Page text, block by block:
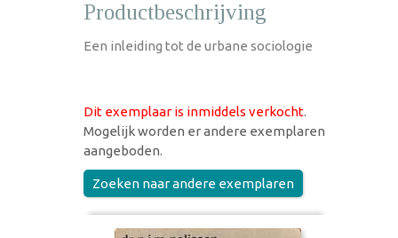
Productbeschrijving
Een inleiding tot de urbane sociologie
Dit exemplaar is inmiddels verkocht.
Mogelijk worden er andere exemplaren
aangeboden.
Zoeken naar andere exemplaren